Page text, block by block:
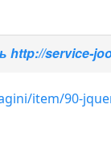
http://service-
item/90-